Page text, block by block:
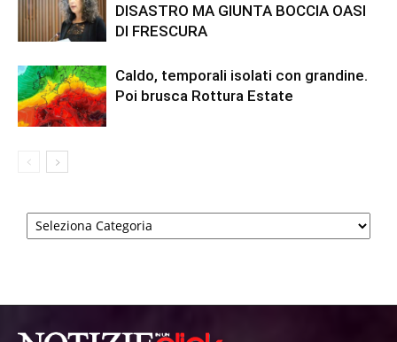
DISASTRO MA GIUNTA BOCCIA OASI
DI FRESCURA
Caldo, temporali isolati con grandine.
Poi brusca Rottura Estate
Categorie